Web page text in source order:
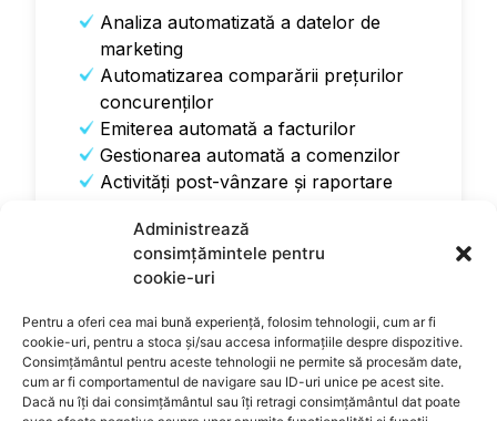
Administrează
consimțămintele pentru
cookie-uri
Pentru a oferi cea mai bună experiență, folosim tehnologii, cum ar fi
cookie-uri, pentru a stoca și/sau accesa informațiile despre dispozitive.
Consimțământul pentru aceste tehnologii ne permite să procesăm date,
cum ar fi comportamentul de navigare sau ID-uri unice pe acest site.
Dacă nu îți dai consimțământul sau îți retragi consimțământul dat poate
Analiza automatizată a datelor de
marketing
Automatizarea comparării prețurilor
concurenților
Emiterea automată a facturilor
Gestionarea automată a comenzilor
Activităţi post-vânzare şi raportare
Află mai multe